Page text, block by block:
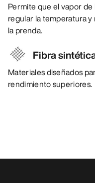
Permite que el vapor
regular la temperatura
la prenda.
Fibra
Materiales diseñados
rendimiento superiores.